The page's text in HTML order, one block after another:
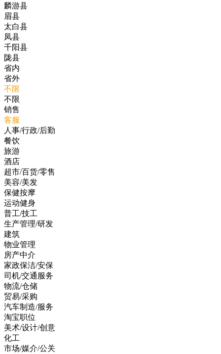
麟游县
眉县
太白县
凤县
千阳县
陇县
省内
省外
不限
不限
销售
客服
人事/行政/后勤
餐饮
旅游
酒店
超市/百货/零售
美容/美发
保健按摩
运动健身
普工/技工
生产管理/研发
建筑
物业管理
房产中介
家政保洁/安保
司机/交通服务
物流/仓储
贸易/采购
汽车制造/服务
淘宝职位
美术/设计/创意
化工
市场/媒介/公关